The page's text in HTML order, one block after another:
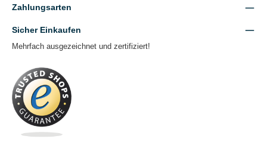
Zahlungsarten
Sicher Einkaufen
Mehrfach ausgezeichnet und zertifiziert!